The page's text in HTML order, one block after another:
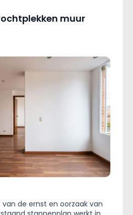
muur
de ernst en oorzaak van